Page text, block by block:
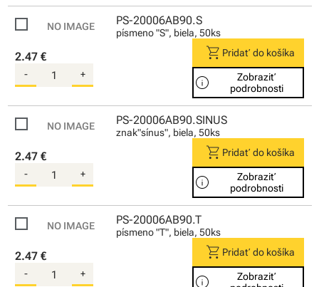
PS-20006AB90.S
písmeno "S", biela, 50ks
2.47 €
- +
shopping_cart Pridať do košíka
info
Zobraziť
podrobnosti
PS-20006AB90.SINUS
znak"sínus", biela, 50ks
2.47 €
- +
shopping_cart Pridať do košíka
info
Zobraziť
podrobnosti
PS-20006AB90.T
písmeno "T", biela, 50ks
2.47 €
- +
shopping_cart Pridať do košíka
info
Zobraziť